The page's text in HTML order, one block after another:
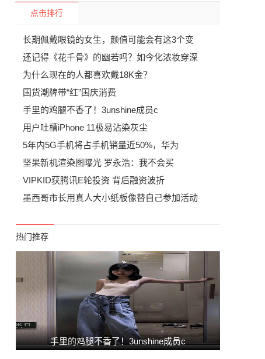
点击排行
长期佩戴眼镜的女生，颜值可能会有这3个变
还记得《花千骨》的幽若吗？如今化浓妆穿深
为什么现在的人都喜欢戴18K金？
国货潮牌带“红”国庆消费
手里的鸡腿不香了！3unshine成员c
用户吐槽iPhone 11极易沾染灰尘
5年内5G手机将占手机销量近50%，华为
坚果新机渲染图曝光 罗永浩：我不会买
VIPKID获腾讯E轮投资 背后融资波折
墨西哥市长用真人大小纸板像替自己参加活动
热门推荐
手里的鸡腿不香了！3unshine成员c